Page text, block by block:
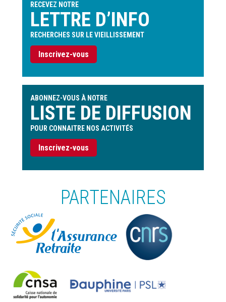
RECEVEZ NOTRE
LETTRE D’INFO
RECHERCHES SUR LE VIEILLISSEMENT
Inscrivez-vous
ABONNEZ-VOUS À NOTRE
LISTE DE DIFFUSION
POUR CONNAITRE NOS ACTIVITÉS
Inscrivez-vous
PARTENAIRES